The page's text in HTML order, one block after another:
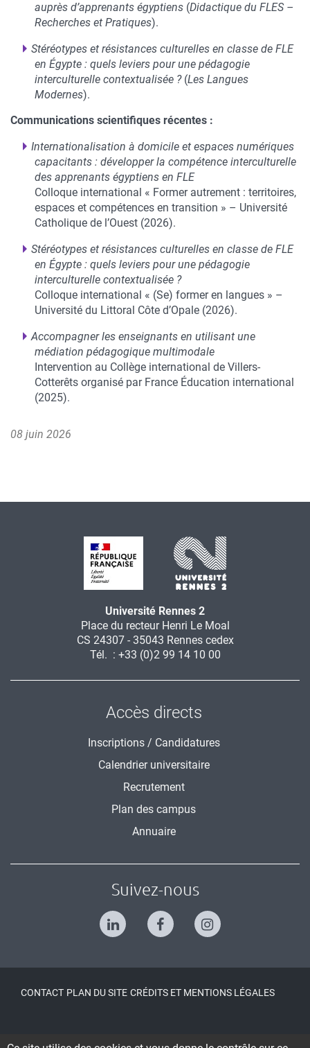
auprès d’apprenants égyptiens (Didactique du FLES –
Recherches et Pratiques).
Stéréotypes et résistances culturelles en classe de FLE
en Égypte : quels leviers pour une pédagogie
interculturelle contextualisée ?(Les Langues
Modernes).
Communications scientifiques récentes :
Internationalisation à domicile et espaces numériques
capacitants : développer la compétence interculturelle
des apprenants égyptiens en FLE
Colloque international « Former autrement : territoires,
espaces et compétences en transition » – Université
Catholique de l’Ouest (2026).
Stéréotypes et résistances culturelles en classe de FLE
en Égypte : quels leviers pour une pédagogie
interculturelle contextualisée ?
Colloque international « (Se) former en langues » –
Université du Littoral Côte d’Opale (2026).
Accompagner les enseignants en utilisant une
médiation pédagogique multimodale
Intervention au Collège international de Villers-
Cotterêts organisé par France Éducation international
(2025).
08 juin 2026
Université Rennes 2
Place du recteur Henri Le Moal
CS 24307 - 35043 Rennes cedex
Tél. : +33 (0)2 99 14 10 00
Accès directs
Inscriptions / Candidatures
Calendrier universitaire
Recrutement
Plan des campus
Annuaire
Suivez-nous
CONTACT PLAN DU SITE CRÉDITS ET MENTIONS LÉGALES
SSI, INFORMATIQUE ET LIBERTÉS